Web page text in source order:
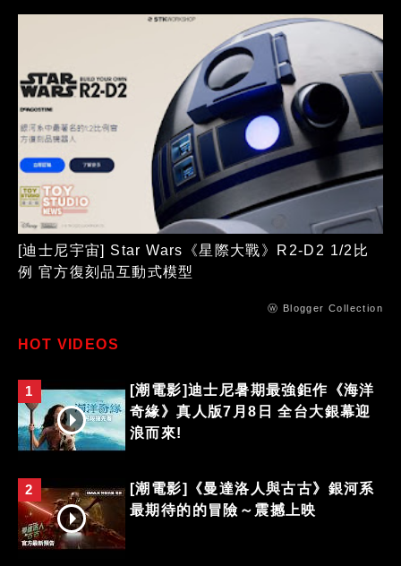
[迪士尼宇宙] Star Wars《星際大戰》R2-D2 1/2比
例 官方復刻品互動式模型
ⓦ Blogger Collection
HOT VIDEOS
1
[潮電影]迪士尼暑期最強鉅作《海洋
奇緣》真人版7月8日 全台大銀幕迎
浪而來!
2
[潮電影]《曼達洛人與古古》銀河系
最期待的的冒險～震撼上映